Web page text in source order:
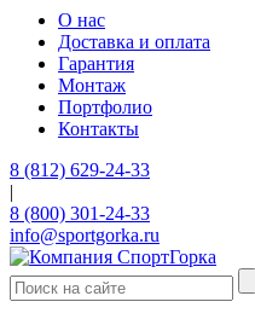
О нас
Доставка и оплата
Гарантия
Монтаж
Портфолио
Контакты
8 (812) 629-24-33
|
8 (800) 301-24-33
info@sportgorka.ru